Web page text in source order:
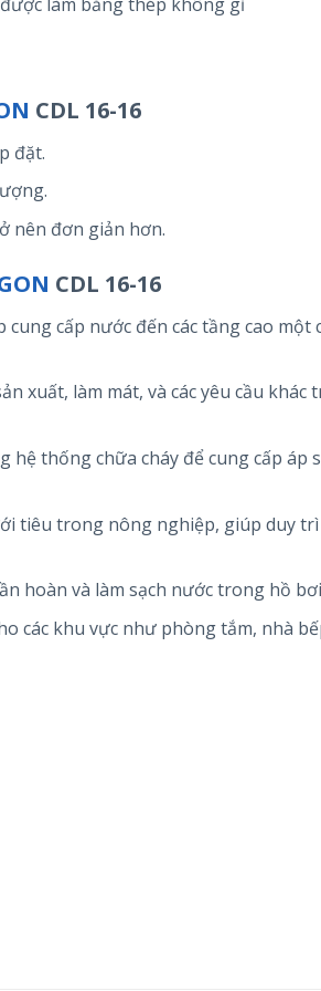
CDL 16-16
đặt.
nên đơn giản hơn.
CDL 16-16
cấp nước đến các tầng cao một
xuất, làm mát, và các yêu cầu khác
thống chữa cháy để cung cấp áp
tiêu trong nông nghiệp, giúp duy
hoàn và làm sạch nước trong hồ
các khu vực như phòng tắm, nhà